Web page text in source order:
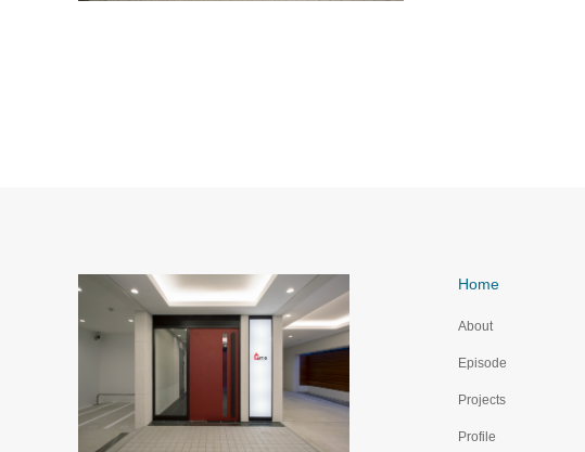
Home
About
Episode
Projects
Profile